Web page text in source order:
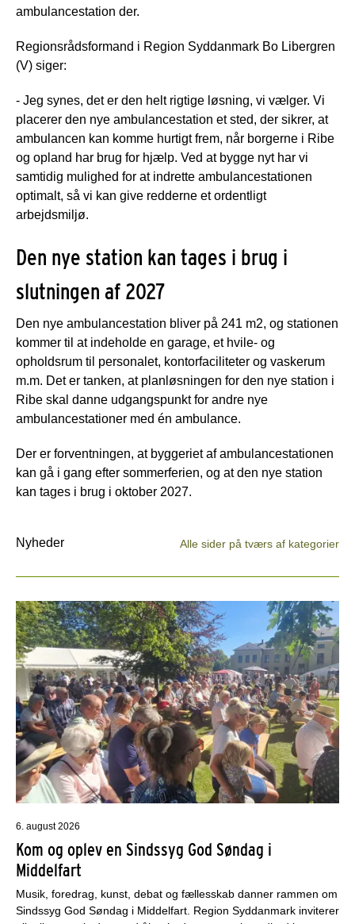
ambulancestation der.
Regionsrådsformand i Region Syddanmark Bo Libergren
(V) siger:
- Jeg synes, det er den helt rigtige løsning, vi vælger. Vi
placerer den nye ambulancestation et sted, der sikrer, at
ambulancen kan komme hurtigt frem, når borgerne i Ribe
og opland har brug for hjælp. Ved at bygge nyt har vi
samtidig mulighed for at indrette ambulancestationen
optimalt, så vi kan give redderne et ordentligt
arbejdsmiljø.
Den nye station kan tages i brug i
slutningen af 2027
Den nye ambulancestation bliver på 241 m2, og stationen
kommer til at indeholde en garage, et hvile- og
opholdsrum til personalet, kontorfaciliteter og vaskerum
m.m. Det er tanken, at planløsningen for den nye station i
Ribe skal danne udgangspunkt for andre nye
ambulancestationer med én ambulance.
Der er forventningen, at byggeriet af ambulancestationen
kan gå i gang efter sommerferien, og at den nye station
kan tages i brug i oktober 2027.
Nyheder Alle sider på tværs af kategorier
6. august 2026
Kom og oplev en Sindssyg God Søndag i
Middelfart
Musik, foredrag, kunst, debat og fællesskab danner rammen om
Sindssyg God Søndag i Middelfart. Region Syddanmark inviterer